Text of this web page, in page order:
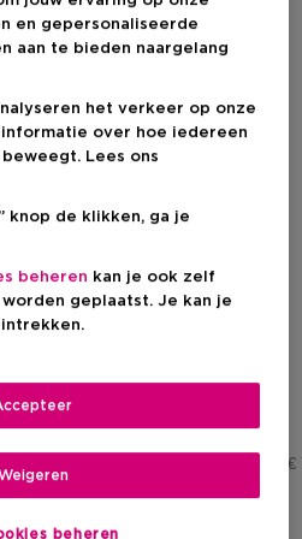
CHANEL
Hydra Beauty
€
en gepersonaliseerde
aan te bieden naargelang
het verkeer op onze
over hoe iedereen
Lees ons
knop de klikken, ga je
beheren kan je ook zelf
geplaatst. Je kan je
beheren